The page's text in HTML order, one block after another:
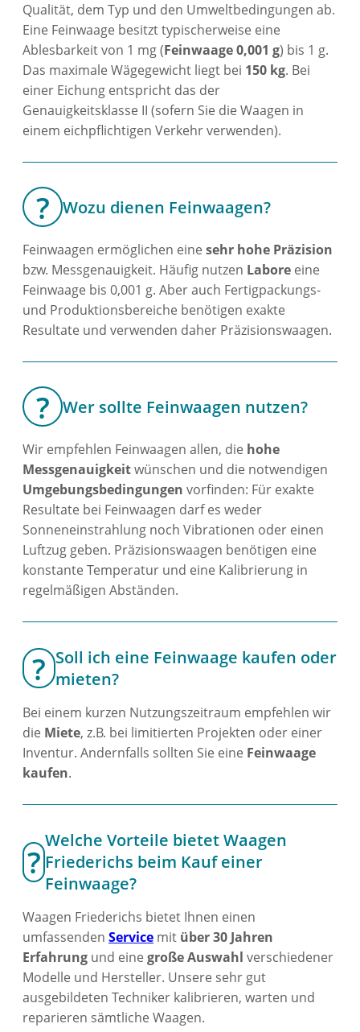
Qualität, dem Typ und den Umweltbedingungen ab.
Eine Feinwaage besitzt typischerweise eine
Ablesbarkeit von 1 mg (Feinwaage 0,001 g) bis 1 g.
Das maximale Wägegewicht liegt bei 150 kg. Bei
einer Eichung entspricht das der
Genauigkeitsklasse II (sofern Sie die Waagen in
einem eichpflichtigen Verkehr verwenden).
Wozu dienen Feinwaagen?
Feinwaagen ermöglichen eine sehr hohe Präzision
bzw. Messgenauigkeit. Häufig nutzen Labore eine
Feinwaage bis 0,001 g. Aber auch Fertigpackungs-
und Produktionsbereiche benötigen exakte
Resultate und verwenden daher Präzisionswaagen.
Wer sollte Feinwaagen nutzen?
Wir empfehlen Feinwaagen allen, die hohe
Messgenauigkeitwünschen und die notwendigen
Umgebungsbedingungen vorfinden: Für exakte
Resultate bei Feinwaagen darf es weder
Sonneneinstrahlung noch Vibrationen oder einen
Luftzug geben. Präzisionswaagen benötigen eine
konstante Temperatur und eine Kalibrierung in
regelmäßigen Abständen.
Soll ich eine Feinwaage kaufen oder
mieten?
Bei einem kurzen Nutzungszeitraum empfehlen wir
die Miete, z.B. bei limitierten Projekten oder einer
Inventur. Andernfalls sollten Sie eine Feinwaage
kaufen.
Welche Vorteile bietet Waagen
Friederichs beim Kauf einer
Feinwaage?
Waagen Friederichs bietet Ihnen einen
umfassenden Service mit über 30 Jahren
Erfahrung und eine große Auswahl verschiedener
Modelle und Hersteller. Unsere sehr gut
ausgebildeten Techniker kalibrieren, warten und
reparieren sämtliche Waagen.